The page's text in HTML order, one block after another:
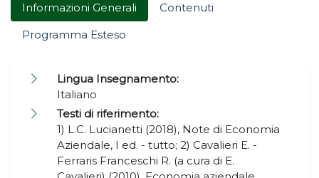
Informazioni Generali
Contenuti
Programma Esteso
Lingua Insegnamento:
Italiano
Testi di riferimento:
1) L.C. Lucianetti (2018), Note di Economia
Aziendale, I ed. - tutto; 2) Cavalieri E. -
Ferraris Franceschi R. (a cura di E.